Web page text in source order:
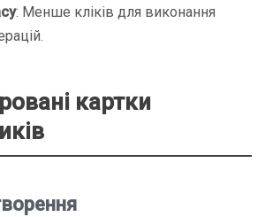
: Менше кліків для виконання
картки